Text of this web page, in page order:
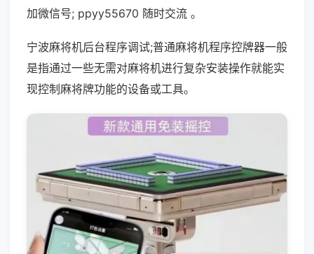
加微信号; ppyy55670 随时交流 。
宁波麻将机后台程序调试;普通麻将机程序控牌器一般
是指通过一些无需对麻将机进行复杂安装操作就能实
现控制麻将牌功能的设备或工具。